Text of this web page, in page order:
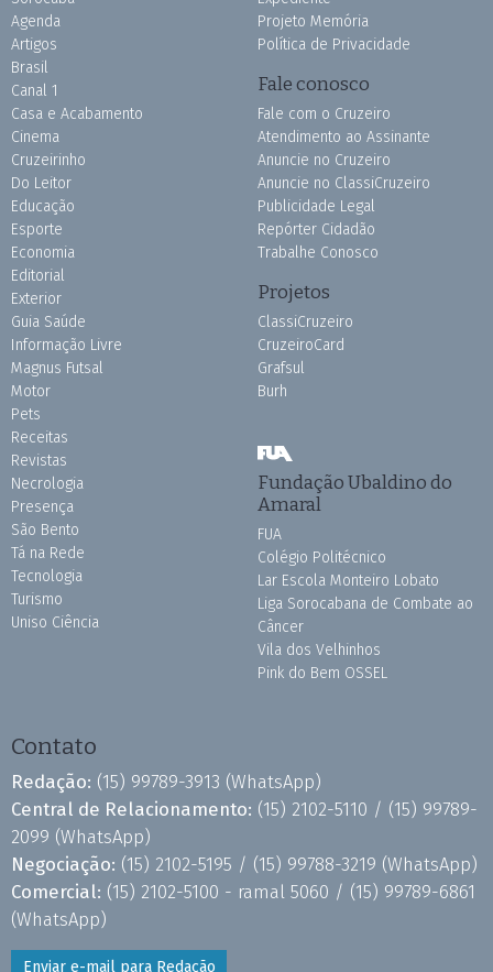
Agenda
Artigos
Brasil
Canal 1
Casa e Acabamento
Cinema
Cruzeirinho
Do Leitor
Educação
Esporte
Economia
Editorial
Exterior
Guia Saúde
Informação Livre
Magnus Futsal
Motor
Pets
Receitas
Revistas
Necrologia
Presença
São Bento
Tá na Rede
Tecnologia
Turismo
Uniso Ciência
Projeto Memória
Política de Privacidade
Fale conosco
Fale com o Cruzeiro
Atendimento ao Assinante
Anuncie no Cruzeiro
Anuncie no ClassiCruzeiro
Publicidade Legal
Repórter Cidadão
Trabalhe Conosco
Projetos
ClassiCruzeiro
CruzeiroCard
Grafsul
Burh
Fundação Ubaldino do
Amaral
FUA
Colégio Politécnico
Lar Escola Monteiro Lobato
Liga Sorocabana de Combate ao
Câncer
Vila dos Velhinhos
Pink do Bem OSSEL
Contato
Redação: (15) 99789-3913 (WhatsApp)
Central de Relacionamento: (15) 2102-5110 / (15) 99789-
2099 (WhatsApp)
Negociação: (15) 2102-5195 / (15) 99788-3219 (WhatsApp)
Comercial: (15) 2102-5100 - ramal 5060 / (15) 99789-6861
(WhatsApp)
Enviar e-mail para Redação